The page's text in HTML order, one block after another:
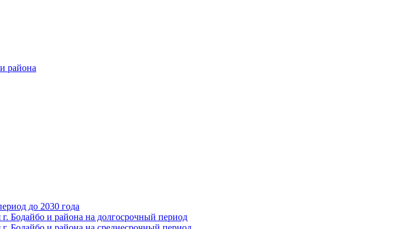
района
до 2030 года
Бодайбо и района на долгосрочный период